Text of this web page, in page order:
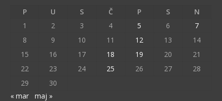
P U S Č P S
N
1
2 3 4 5 6
7
8
9 10 11 12 13
14
15
16 17 18 19 20
21
22
23 24 25 26 27
28
29
30
« mar
maj »